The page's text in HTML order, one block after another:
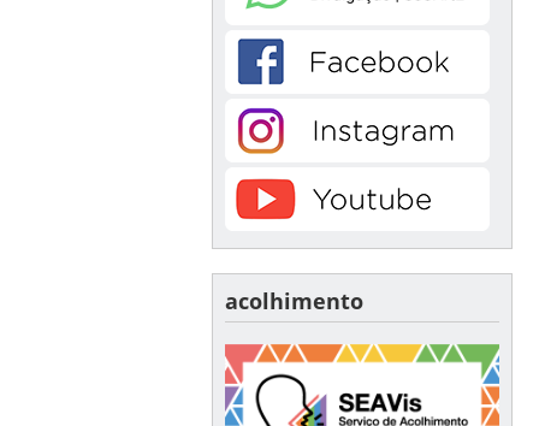
acolhimento